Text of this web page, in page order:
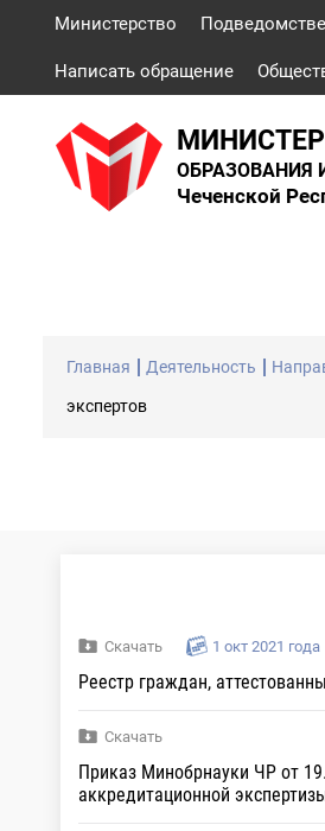
Министерство
Написать обращение
ОБРАЗОВАНИЯ
Чеченской
Главная Деятельность
экспертов
Скачать 1 окт 2021 года
Реестр граждан,
Скачать
Приказ Минобрнауки ЧР от
аккредитационной